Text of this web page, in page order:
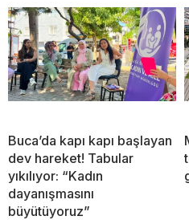
Buca’da kapı kapı başlayan
dev hareket! Tabular
yıkılıyor: “Kadın
dayanışmasını
büyütüyoruz”